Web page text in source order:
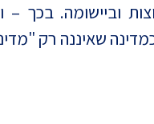
וביישומה. בכך
שאיננה רק